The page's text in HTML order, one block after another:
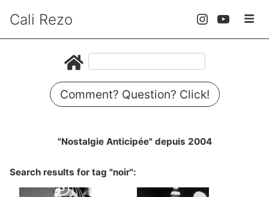
Cali Rezo
Comment? Question? Click!
"Nostalgie Anticipée" depuis 2004
Search results for tag "noir":